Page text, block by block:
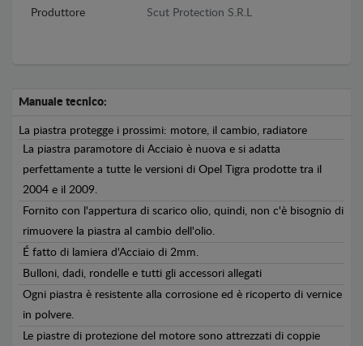
Produttore Scut Protection S.R.L
Manuale tecnico:
La piastra protegge i prossimi: motore, il cambio, radiatore
La piastra paramotore di Acciaio è nuova e si adatta
perfettamente a tutte le versioni di Opel Tigra prodotte tra il
2004 e il 2009.
Fornito con l'appertura di scarico olio, quindi, non c'è bisognio di
rimuovere la piastra al cambio dell'olio.
É fatto di lamiera d'Acciaio di 2mm.
Bulloni, dadi, rondelle e tutti gli accessori allegati
Ogni piastra è resistente alla corrosione ed è ricoperto di vernice
in polvere.
Le piastre di protezione del motore sono attrezzati di coppie